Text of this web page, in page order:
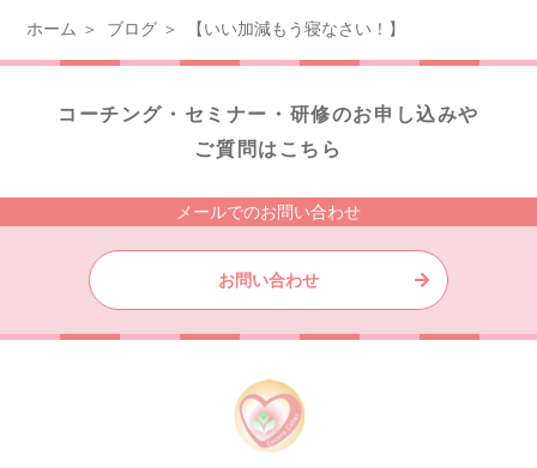
ホーム ブログ 【いい加減もう寝なさい！】
コーチング・セミナー・研修のお申し込みや
ご質問はこちら
メールでのお問い合わせ
お問い合わせ